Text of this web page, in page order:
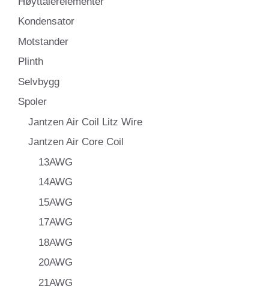
Kondensator
Motstander
Plinth
Selvbygg
Spoler
Jantzen Air Coil Litz Wire
Jantzen Air Core Coil
13AWG
14AWG
15AWG
17AWG
18AWG
20AWG
21AWG